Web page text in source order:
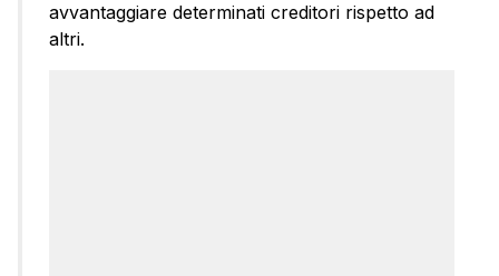
avvantaggiare determinati creditori rispetto ad
altri.